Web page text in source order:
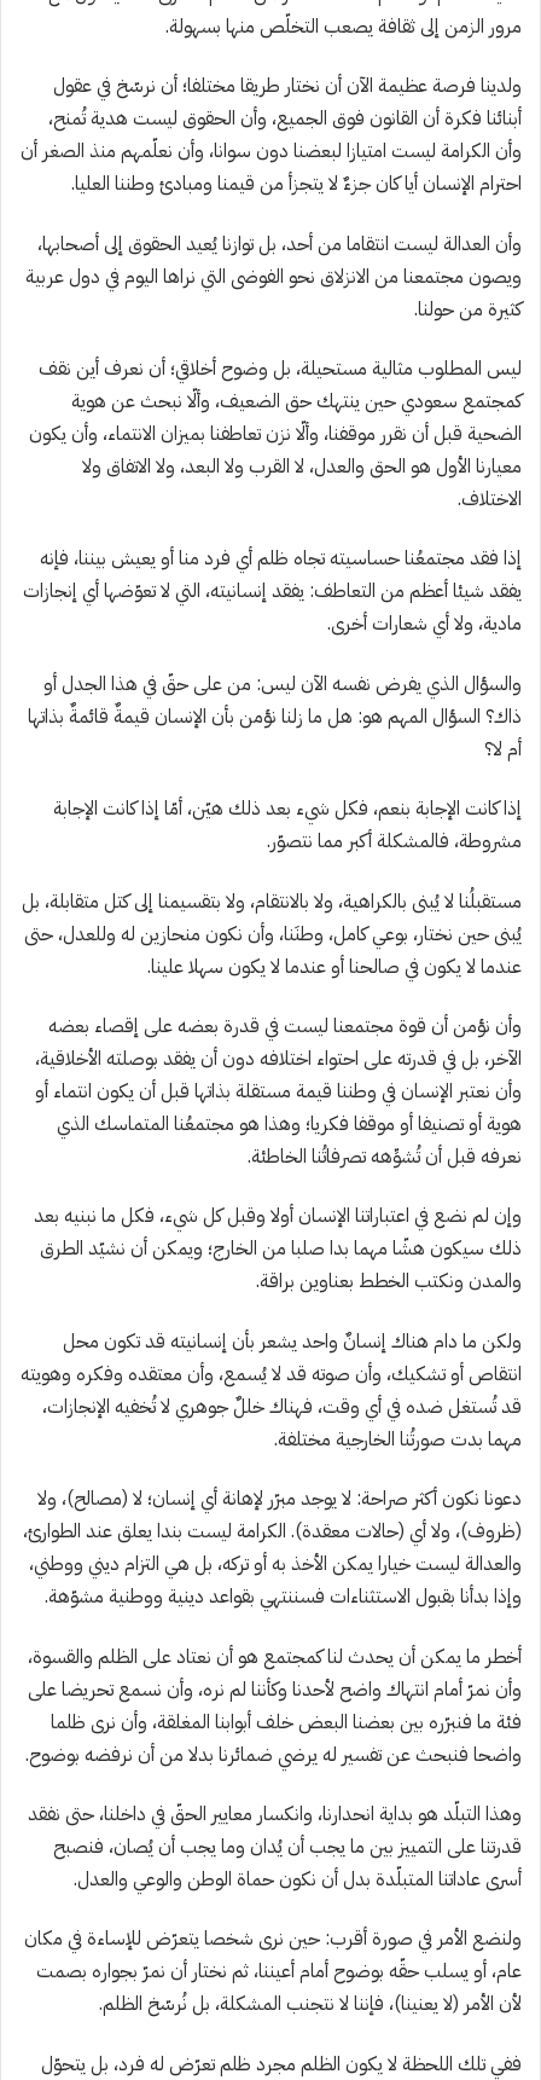
مرور الزمن إلى ثقافة يصعب التخلّص منها بسهولة.
ولدينا فرصة عظيمة الآن أن نختار طريقا مختلفا؛ أن نرسّخ في عقول
أبنائنا فكرة أن القانون فوق الجميع، وأن الحقوق ليست هدية تُمنح،
وأن الكرامة ليست امتيازا لبعضنا دون سوانا، وأن نعلّمهم منذ الصغر أن
احترام الإنسان أيا كان جزءٌ لا يتجزأ من قيمنا ومبادئ وطننا العليا.
وأن العدالة ليست انتقاما من أحد، بل توازنا يُعيد الحقوق إلى أصحابها،
ويصون مجتمعنا من الانزلاق نحو الفوضى التي نراها اليوم في دول عربية
كثيرة من حولنا.
ليس المطلوب مثالية مستحيلة، بل وضوح أخلاقي؛ أن نعرف أين نقف
كمجتمع سعودي حين ينتهك حق الضعيف، وألّا نبحث عن هوية
الضحية قبل أن نقرر موقفنا، وألّا نزن تعاطفنا بميزان الانتماء، وأن يكون
معيارنا الأول هو الحق والعدل، لا القرب ولا البعد، ولا الاتفاق ولا
الاختلاف.
إذا فقد مجتمعُنا حساسيته تجاه ظلم أي فرد منا أو يعيش بيننا، فإنه
يفقد شيئا أعظم من التعاطف: يفقد إنسانيته، التي لا تعوّضها أي إنجازات
مادية، ولا أي شعارات أخرى.
والسؤال الذي يفرض نفسه الآن ليس: من على حقّ في هذا الجدل أو
ذاك؟ السؤال المهم هو: هل ما زلنا نؤمن بأن الإنسان قيمةٌ قائمةٌ بذاتها
أم لا؟
إذا كانت الإجابة بنعم، فكل شيء بعد ذلك هيّن، أمّا إذا كانت الإجابة
مشروطة، فالمشكلة أكبر مما نتصوّر.
مستقبلُنا لا يُبنى بالكراهية، ولا بالانتقام، ولا بتقسيمنا إلى كتل متقابلة، بل
يُبنى حين نختار، بوعي كامل، وطنَنا، وأن نكون منحازين له وللعدل، حتى
عندما لا يكون في صالحنا أو عندما لا يكون سهلا علينا.
وأن نؤمن أن قوة مجتمعنا ليست في قدرة بعضه على إقصاء بعضه
الآخر، بل في قدرته على احتواء اختلافه دون أن يفقد بوصلته الأخلاقية،
وأن نعتبر الإنسان في وطننا قيمة مستقلة بذاتها قبل أن يكون انتماء أو
هوية أو تصنيفا أو موقفا فكريا؛ وهذا هو مجتمعُنا المتماسك الذي
نعرفه قبل أن تُشوِّهه تصرفاتُنا الخاطئة.
وإن لم نضع في اعتباراتنا الإنسان أولا وقبل كل شيء، فكل ما نبنيه بعد
ذلك سيكون هشّا مهما بدا صلبا من الخارج؛ ويمكن أن نشيّد الطرق
والمدن ونكتب الخطط بعناوين براقة.
ولكن ما دام هناك إنسانٌ واحد يشعر بأن إنسانيته قد تكون محل
انتقاص أو تشكيك، وأن صوته قد لا يُسمع، وأن معتقده وفكره وهويته
قد تُستغل ضده في أي وقت، فهناك خللٌ جوهري لا تُخفيه الإنجازات،
مهما بدت صورتُنا الخارجية مختلفة.
دعونا نكون أكثر صراحة: لا يوجد مبرّر لإهانة أي إنسان؛ لا (مصالح)، ولا
(ظروف)، ولا أي (حالات معقدة). الكرامة ليست بندا يعلق عند الطوارئ،
والعدالة ليست خيارا يمكن الأخذ به أو تركه، بل هي التزام ديني ووطني،
وإذا بدأنا بقبول الاستثناءات فسننتهي بقواعد دينية ووطنية مشوّهة.
أخطر ما يمكن أن يحدث لنا كمجتمع هو أن نعتاد على الظلم والقسوة،
وأن نمرّ أمام انتهاك واضح لأحدنا وكأننا لم نره، وأن نسمع تحريضا على
فئة ما فنبرّره بين بعضنا البعض خلف أبوابنا المغلقة، وأن نرى ظلما
واضحا فنبحث عن تفسير له يرضي ضمائرنا بدلا من أن نرفضه بوضوح.
وهذا التبلّد هو بداية انحدارنا، وانكسار معايير الحقّ في داخلنا، حتى نفقد
قدرتنا على التمييز بين ما يجب أن يُدان وما يجب أن يُصان، فنصبح
أسرى عاداتنا المتبلّدة بدل أن نكون حماة الوطن والوعي والعدل.
ولنضع الأمر في صورة أقرب: حين نرى شخصا يتعرّض للإساءة في مكان
عام، أو يسلب حقّه بوضوح أمام أعيننا، ثم نختار أن نمرّ بجواره بصمت
لأن الأمر (لا يعنينا)، فإننا لا نتجنب المشكلة، بل نُرسّخ الظلم.
ففي تلك اللحظة لا يكون الظلم مجرد ظلم تعرّض له فرد، بل يتحوّل